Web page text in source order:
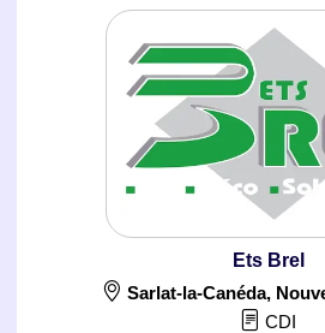
Ets Brel
Sarlat-la-Canéda,
CDI